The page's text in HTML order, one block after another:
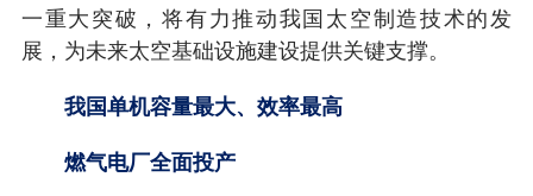
一重大突破，将有力推动我国太空制造技术的发
展，为未来太空基础设施建设提供关键支撑。
我国单机容量最大、效率最高
燃气电厂全面投产